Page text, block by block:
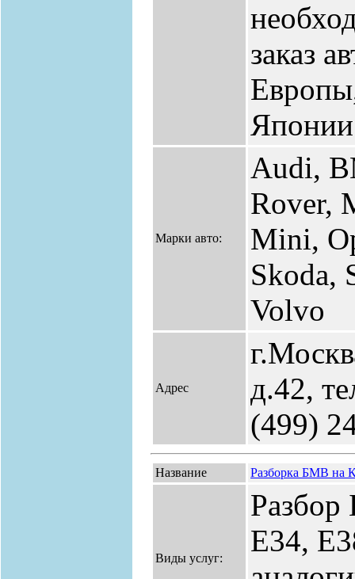
заказ
Марки авто:
Audi,
Rover,
Mini,
Skoda,
Volvo
Адрес
д.42,
(499)
Название Разборка БМВ на
Виды услуг:
Е34,